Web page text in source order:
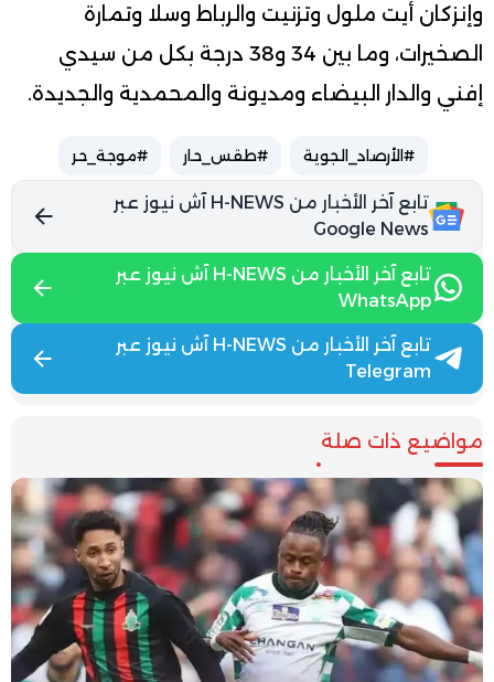
وإنزكان أيت ملول وتزنيت والرباط وسلا وتمارة
الصخيرات، وما بين 34 و38 درجة بكل من سيدي
إفني والدار البيضاء ومديونة والمحمدية والجديدة.
#الأرصاد_الجوية #طقس_حار #موجة_حر
تابع آخر الأخبار من H-NEWS آش نيوز عبر
Google News
تابع آخر الأخبار من H-NEWS آش نيوز عبر
WhatsApp
تابع آخر الأخبار من H-NEWS آش نيوز عبر
Telegram
مواضيع ذات صلة